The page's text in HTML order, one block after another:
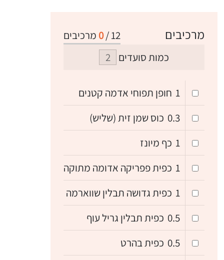
12
/
0 מרכיבים מרכיבים
כמות סועדים
1 חופן תפוחי אדמה קטנים
0.3 כוס שמן זית (שליש)
1 כף מיונז
1 כפית פפריקה אדומה מתוקה
1 כפית גדושה תבלין שווארמה
0.5 כפית תבלין גריל עוף
0.5 כפית בהרט